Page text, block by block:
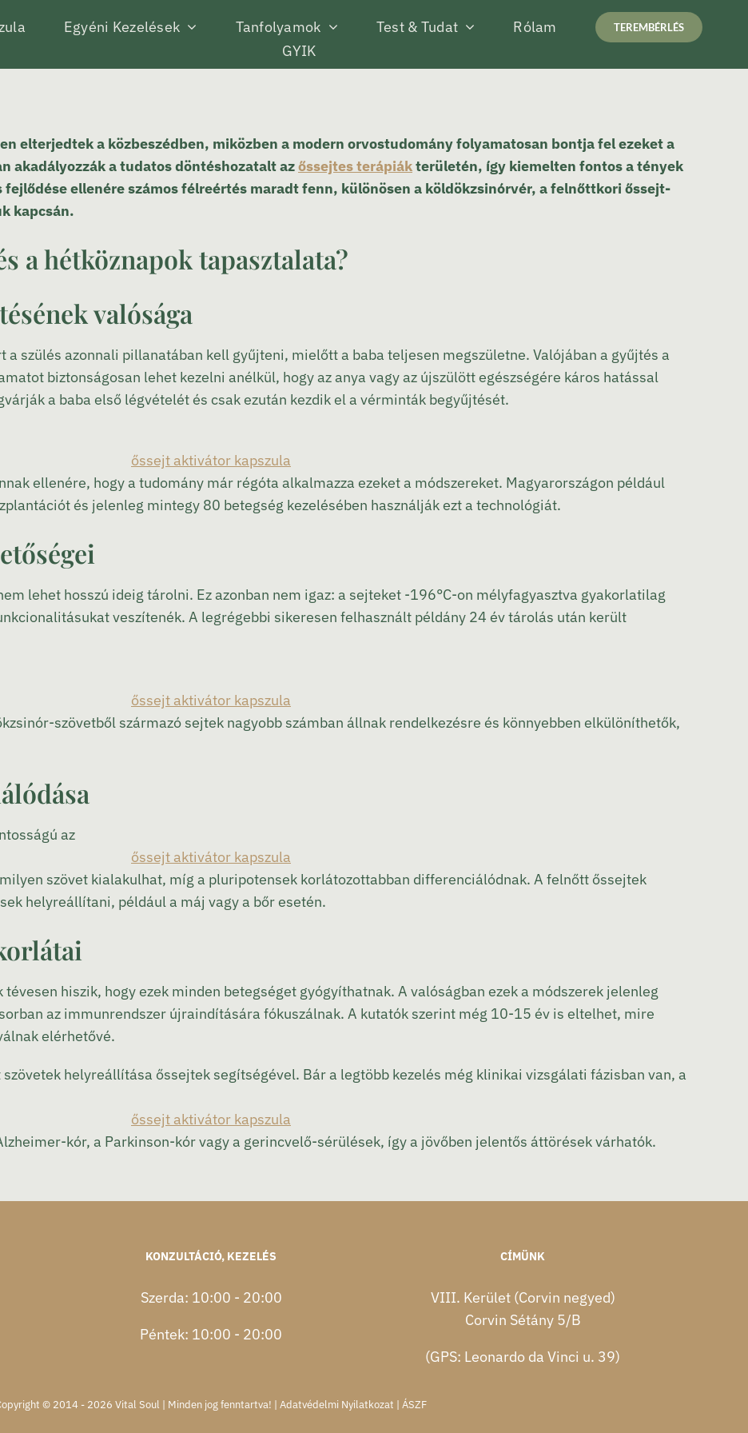
Egyéni Kezelések Tanfolyamok Test & Tudat Rólam TEREMBÉRLÉS
GYIK
elterjedtek a közbeszédben, miközben a modern orvostudomány folyamatosan bontja fel ezeket a
akadályozzák a tudatos döntéshozatalt azőssejtes terápiákterületén, így kiemelten fontos a tények
ellenére számos félreértés maradt fenn, különösen a köldökzsinórvér, a felnőttkori őssejt-
kapcsán.
a hétköznapok tapasztalata?
valósága
a szülés azonnali pillanatában kell gyűjteni, mielőtt a baba teljesen megszületne. Valójában a gyűjtés a
biztonságosan lehet kezelni anélkül, hogy az anya vagy az újszülött egészségére káros hatással
a baba első légvételét és csak ezután kezdik el a vérminták begyűjtését.
őssejt aktivátor kapszula
ellenére, hogy a tudomány már régóta alkalmazza ezeket a módszereket. Magyarországon például
és jelenleg mintegy 80 betegség kezelésében használják ezt a technológiát.
lehet hosszú ideig tárolni. Ez azonban nem igaz: a sejteket -196°C-on mélyfagyasztva gyakorlatilag
veszítenék. A legrégebbi sikeresen felhasznált példány 24 év tárolás után került
őssejt aktivátor kapszula
szövetből származó sejtek nagyobb számban állnak rendelkezésre és könnyebben elkülöníthetők,
az
őssejt aktivátor kapszula
szövet kialakulhat, míg a pluripotensek korlátozottabban differenciálódnak. A felnőtt őssejtek
helyreállítani, például a máj vagy a bőr esetén.
hiszik, hogy ezek minden betegséget gyógyíthatnak. A valóságban ezek a módszerek jelenleg
az immunrendszer újraindítására fókuszálnak. A kutatók szerint még 10-15 év is eltelhet, mire
elérhetővé.
helyreállítása őssejtek segítségével. Bár a legtöbb kezelés még klinikai vizsgálati fázisban van, a
őssejt aktivátor kapszula
kór, a Parkinson-kór vagy a gerincvelő-sérülések, így a jövőben jelentős áttörések várhatók.
KONZULTÁCIÓ, KEZELÉS
Szerda: 10:00 - 20:00
Péntek: 10:00 - 20:00
CÍMÜNK
VIII. Kerület (Corvin negyed)
Corvin Sétány 5/B
(GPS: Leonardo da Vinci u. 39)
© 2014 - 2026 Vital Soul | Minden jog fenntartva! | Adatvédelmi Nyilatkozat | ÁSZF